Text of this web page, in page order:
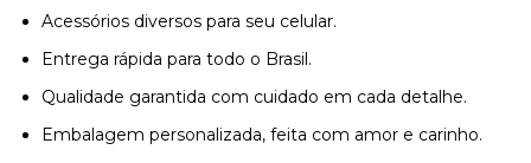
Acessórios diversos para seu celular.
Entrega rápida para todo o Brasil.
Qualidade garantida com cuidado em cada detalhe.
Embalagem personalizada, feita com amor e carinho.